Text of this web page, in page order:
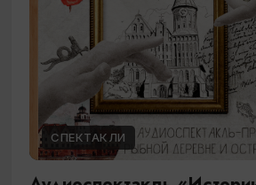
СПЕКТАКЛИ